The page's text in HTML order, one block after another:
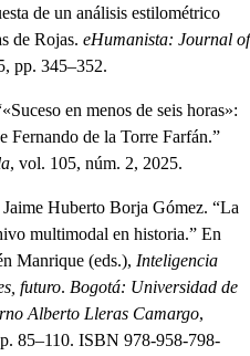
de un análisis estilométrico
de Rojas. eHumanista: Journal of
pp. 345–352.
en menos de seis horas»:
Fernando de la Torre Farfán.”
, vol. 105, núm. 2, 2025.
Huberto Borja Gómez. “La
multimodal en historia.” En
Manrique (eds.), Inteligencia
futuro. Bogotá: Universidad de
Alberto Lleras Camargo,
85–110. ISBN 978-958-798-